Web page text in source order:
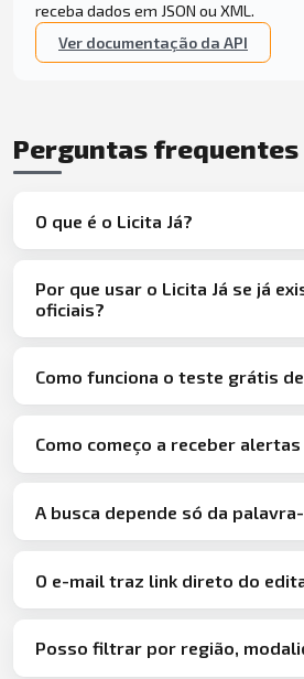
receba dados em JSON ou XML.
Ver documentação da API
Perguntas frequentes
O que é o Licita Já?
Por que usar o Licita Já se já
oficiais?
Como funciona o teste grátis
Como começo a receber
A busca depende só da
O e-mail traz link direto do
Posso filtrar por região,